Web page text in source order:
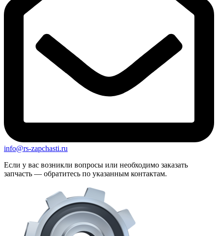
info@rs-zapchasti.ru
Если у вас возникли вопросы или необходимо заказать
запчасть — обратитесь по указанным контактам.